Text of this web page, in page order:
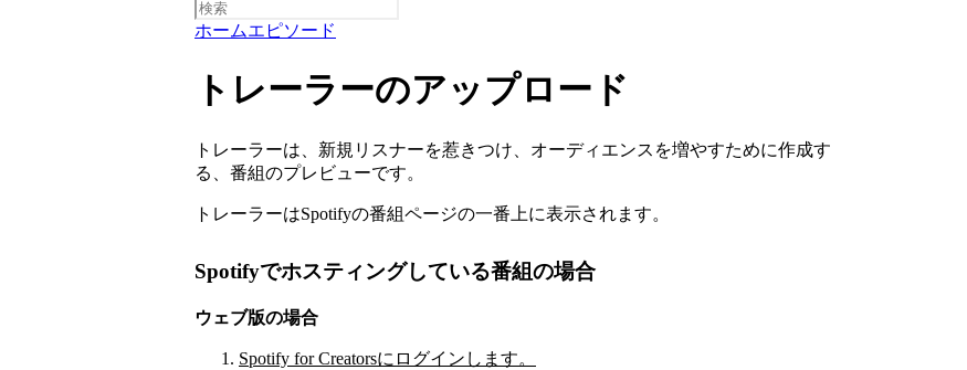
ホームエピソード
トレーラーのアップロード
トレーラーは、新規リスナーを惹きつけ、オーディエンスを増やすために作成す
る、番組のプレビューです。
トレーラーはSpotifyの番組ページの一番上に表示されます。
Spotifyでホスティングしている番組の場合
ウェブ版の場合
Spotify for Creatorsにログインします。